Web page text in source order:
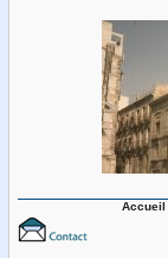
Accueil